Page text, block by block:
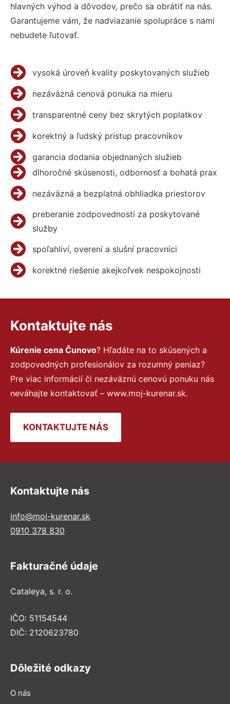
hlavných výhod a dôvodov, prečo sa obrátiť na nás.
Garantujeme vám, že nadviazanie spolupráce s nami
nebudete ľutovať.
vysoká úroveň kvality poskytovaných služieb
nezáväzná cenová ponuka na mieru
transparentné ceny bez skrytých poplatkov
korektný a ľudský prístup pracovníkov
garancia dodania objednaných služieb
dlhoročné skúsenosti, odbornosť a bohatá prax
nezáväzná a bezplatná obhliadka priestorov
preberanie zodpovednosti za poskytované
služby
spoľahliví, overení a slušní pracovníci
korektné riešenie akejkoľvek nespokojnosti
Kontaktujte nás
Kúrenie cena Čunovo? Hľadáte na to skúsených a
zodpovedných profesionálov za rozumný peniaz?
Pre viac informácií či nezáväznú cenovú ponuku nás
neváhajte kontaktovať – www.moj-kurenar.sk.
KONTAKTUJTE NÁS
Kontaktujte nás
info@moj-kurenar.sk
0910 378 830
Fakturačné údaje
Cataleya, s. r. o.
IČO: 51154544
DIČ: 2120623780
Dôležité odkazy
O nás